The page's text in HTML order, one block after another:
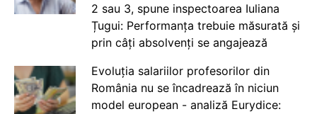
2 sau 3, spune inspectoarea Iuliana
Țugui: Performanța trebuie măsurată și
prin câți absolvenți se angajează
Evoluția salariilor profesorilor din
România nu se încadrează în niciun
model european - analiză Eurydice: